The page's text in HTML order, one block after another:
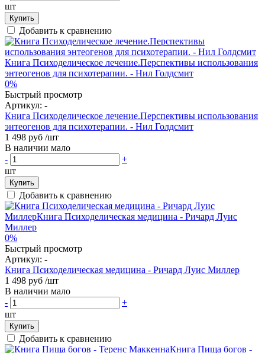
шт
Купить
Добавить к сравнению
0%
Быстрый просмотр
Артикул: -
Книга Психоделическое лечение.Перспективы использования
энтеогенов для психотерапии. - Нил Голдсмит
1 498 руб /шт
В наличии мало
-
+
шт
Купить
Добавить к сравнению
0%
Быстрый просмотр
Артикул: -
Книга Психоделическая медицина - Ричард Луис Миллер
1 498 руб /шт
В наличии мало
-
+
шт
Купить
Добавить к сравнению